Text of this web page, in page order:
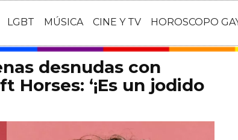
LGBT MÚSICA CINE Y TV HOROSCOPO
desnudas con
Horses: ‘¡Es un jodido